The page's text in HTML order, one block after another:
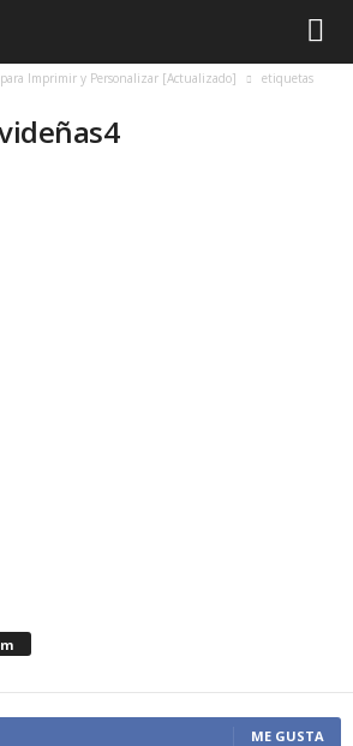
Imprimir y Personalizar [Actualizado]
etiquetas
ME GUSTA